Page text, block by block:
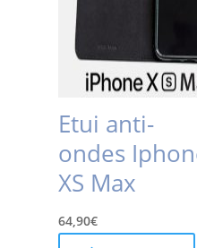
Etui anti-
ondes
XS Max
64,90€